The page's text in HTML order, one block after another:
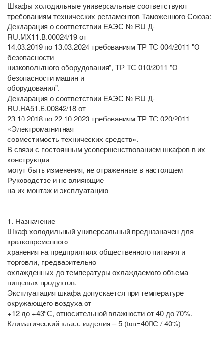
Шкафы холодильные универсальные соответствуют
требованиям технических регламентов Таможенного Союза:
Декларация о соответствии ЕАЭС № RU Д-
RU.МХ11.В.00024/19 от
14.03.2019 по 13.03.2024 требованиям ТР ТС 004/2011 "О
безопасности
низковольтного оборудования", ТР ТС 010/2011 "О
безопасности машин и
оборудования".
Декларация о соответствии ЕАЭС № RU Д-
RU.НА51.В.00842/18 от
23.10.2018 по 22.10.2023 требованиям ТР ТС 020/2011
«Электромагнитная
совместимость технических средств».
В связи с постоянным усовершенствованием шкафов в их
конструкции
могут быть изменения, не отраженные в настоящем
Руководстве и не влияющие
на их монтаж и эксплуатацию.
1. Назначение
Шкаф холодильный универсальный предназначен для
кратковременного
хранения на предприятиях общественного питания и
торговли, предварительно
охлажденных до температуры охлаждаемого объема
пищевых продуктов.
Эксплуатация шкафа допускается при температуре
окружающего воздуха от
+12 до +43°С, относительной влажности от 40 до 70%.
Климатический класс изделия – 5 (tов=40С / 40%)